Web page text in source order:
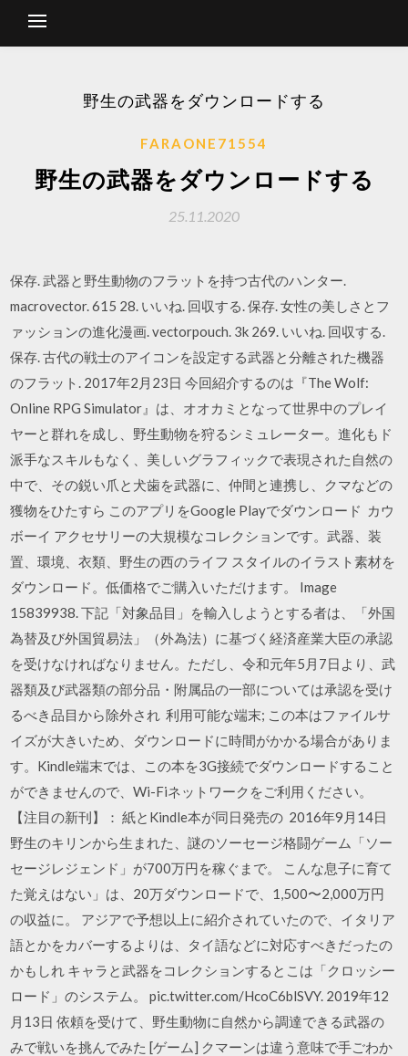
野生の武器をダウンロードする
FARAONE71554
野生の武器をダウンロードする
25.11.2020
保存. 武器と野生動物のフラットを持つ古代のハンター.
macrovector. 615 28. いいね. 回収する. 保存. 女性の美しさとフ
ァッションの進化漫画. vectorpouch. 3k 269. いいね. 回収する.
保存. 古代の戦士のアイコンを設定する武器と分離された機器
のフラット. 2017年2月23日 今回紹介するのは『The Wolf:
Online RPG Simulator』は、オオカミとなって世界中のプレイ
ヤーと群れを成し、野生動物を狩るシミュレーター。進化もド
派手なスキルもなく、美しいグラフィックで表現された自然の
中で、その鋭い爪と犬歯を武器に、仲間と連携し、クマなどの
獲物をひたすら このアプリをGoogle Playでダウンロード カウ
ボーイ アクセサリーの大規模なコレクションです。武器、装
置、環境、衣類、野生の西のライフ スタイルのイラスト素材を
ダウンロード。低価格でご購入いただけます。 Image
15839938. 下記「対象品目」を輸入しようとする者は、「外国
為替及び外国貿易法」（外為法）に基づく経済産業大臣の承認
を受けなければなりません。ただし、令和元年5月7日より、武
器類及び武器類の部分品・附属品の一部については承認を受け
るべき品目から除外され 利用可能な端末; この本はファイルサ
イズが大きいため、ダウンロードに時間がかかる場合がありま
す。Kindle端末では、この本を3G接続でダウンロードすること
ができませんので、Wi-Fiネットワークをご利用ください。
【注目の新刊】： 紙とKindle本が同日発売の 2016年9月14日
野生のキリンから生まれた、謎のソーセージ格闘ゲーム「ソー
セージレジェンド」が700万円を稼ぐまで。 こんな息子に育て
た覚えはない」は、20万ダウンロードで、1,500〜2,000万円
の収益に。 アジアで予想以上に紹介されていたので、イタリア
語とかをカバーするよりは、タイ語などに対応すべきだったの
かもしれ キャラと武器をコレクションするとこは「クロッシー
ロード」のシステム。 pic.twitter.com/HcoC6blSVY. 2019年12
月13日 依頼を受けて、野生動物に自然から調達できる武器の
みで戦いを挑んでみた [ゲーム] クマーンは違う意味で手ごわか